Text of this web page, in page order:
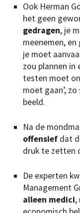
Ook Herman
het geen
gedragen, je
meenemen,
je moet
zou plannen
testen moet
moet gaan’,
beeld.
Na de
offensief dat
druk te zetten
De experten
Management
alleen medici,